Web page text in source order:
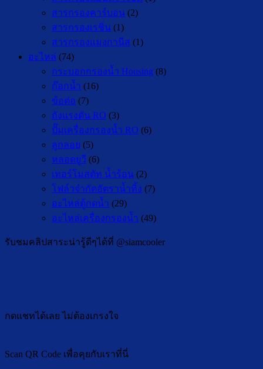
สารกรองคาร์บอน (2)
สารกรองเรซิ่น (1)
สารกรองแมงกานีส (1)
อะไหล่ (74)
กระบอกกรองน้ำ Housing (8)
ก๊อกน้ำ (16)
ข้อต่อ (7)
ถังแรงดัน RO (3)
ปั๊มเครื่องกรองน้ำ RO (6)
ลูกลอย (5)
หลอดยูวี (6)
เทอร์โมสตัท น้ำร้อน (2)
โฟล์วจำกัดอัตราน้ำทิ้ง (7)
อะไหล่ตู้กดน้ำ (29)
อะไหล่เครื่องกรองน้ำ (49)
รับชมคลิปสาระน่ารู้ดีๆได้ที่ @siamcooler
กดแชทได้เลย ไม่ต้องเกรงใจ
Scan QR Code เพื่อคุยกับเราที่นี่